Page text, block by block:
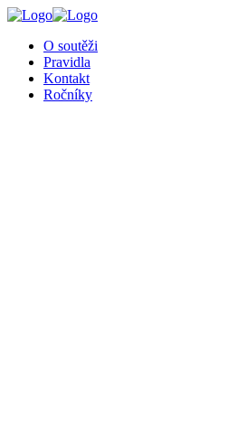
O soutěži
Pravidla
Kontakt
Ročníky